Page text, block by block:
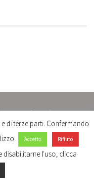
Senese (SIMUS)
1240
Mattioli, 4/B -53100 Siena
0577235469 -0577235468
Senese | SIMUS
di terze parti. Confermando
Accetto Rifiuto
disabilitarne l'uso, clicca